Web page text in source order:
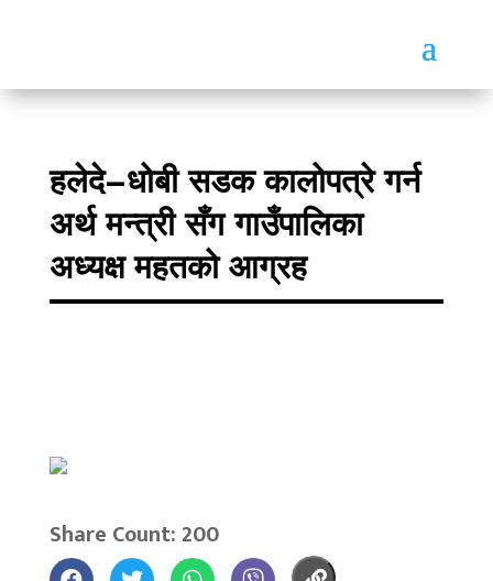
हलेदे–धोबी सडक कालोपत्रे गर्न
अर्थ मन्त्री सँग गाउँपालिका
अध्यक्ष महतको आग्रह
Share Count: 200